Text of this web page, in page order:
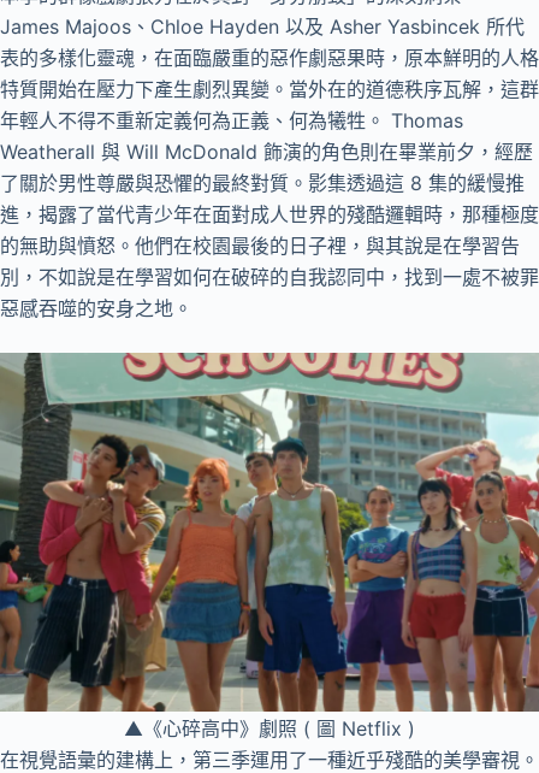
James Majoos、Chloe Hayden 以及 Asher Yasbincek 所代
表的多樣化靈魂，在面臨嚴重的惡作劇惡果時，原本鮮明的人格
特質開始在壓力下產生劇烈異變。當外在的道德秩序瓦解，這群
年輕人不得不重新定義何為正義、何為犧牲。 Thomas
Weatherall 與 Will McDonald 飾演的角色則在畢業前夕，經歷
了關於男性尊嚴與恐懼的最終對質。影集透過這 8 集的緩慢推
進，揭露了當代青少年在面對成人世界的殘酷邏輯時，那種極度
的無助與憤怒。他們在校園最後的日子裡，與其說是在學習告
別，不如說是在學習如何在破碎的自我認同中，找到一處不被罪
惡感吞噬的安身之地。
▲《心碎高中》劇照 ( 圖 Netflix )
在視覺語彙的建構上，第三季運用了一種近乎殘酷的美學審視。